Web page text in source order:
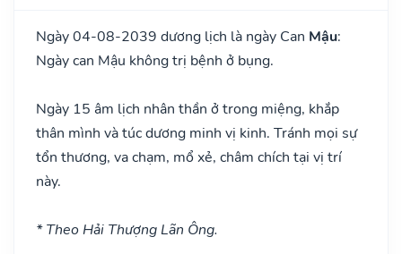
Ngày 04-08-2039 dương lịch là ngày Can Mậu:
Ngày can Mậu không trị bệnh ở bụng.
Ngày 15 âm lịch nhân thần ở trong miệng, khắp
thân mình và túc dương minh vị kinh. Tránh mọi sự
tổn thương, va chạm, mổ xẻ, châm chích tại vị trí
này.
* Theo Hải Thượng Lãn Ông.